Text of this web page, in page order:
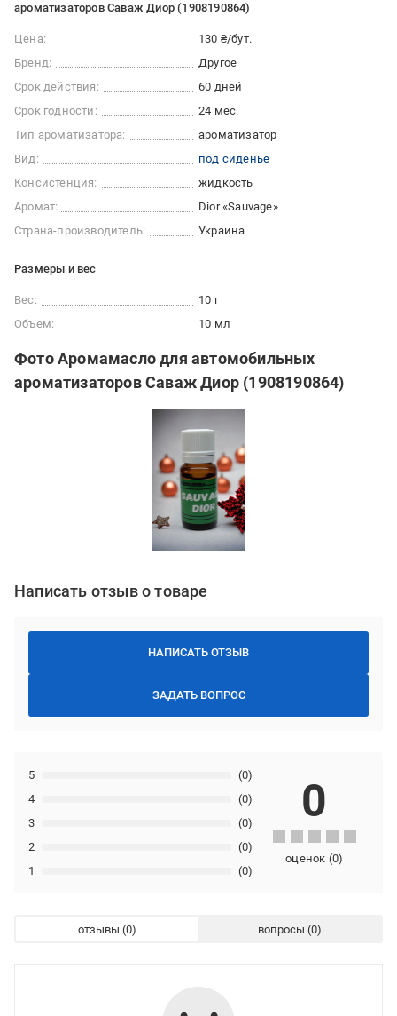
ароматизаторов Саваж Диор (1908190864)
Цена:
130 ₴/бут.
Бренд:
Другое
Срок действия:
60 дней
Срок годности:
24 мес.
Тип ароматизатора:
ароматизатор
Вид:
под сиденье
Консистенция:
жидкость
Аромат:
Dior «Sauvage»
Страна-производитель:
Украина
Размеры и вес
Вес:
10 г
Объем:
10 мл
Фото Аромамасло для автомобильных
ароматизаторов Саваж Диор (1908190864)
Написать отзыв о товаре
НАПИСАТЬ ОТЗЫВ
ЗАДАТЬ ВОПРОС
1 (0)
2 (0)
3 (0)
4 (0)
5 (0)
0
оценок (0)
отзывы вопросы